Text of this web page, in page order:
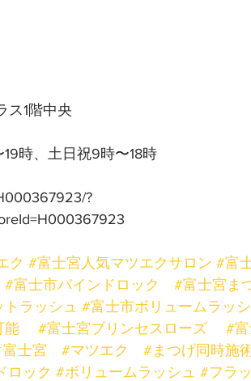
ス1階中央
時、土日祝9時〜18時
?
ク #富士宮人気マツエクサロン #富
#富士市バインドロック #富士宮ま
ラッシュ #富士市ボリュームラッ
能 #富士宮プリンセスローズ #
士宮 #マツエク #まつげ同時施
ロック #ボリュームラッシュ #フラ